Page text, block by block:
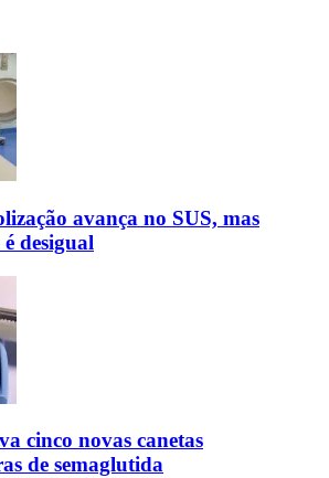
avança no SUS, mas
desigual
cinco novas canetas
de semaglutida